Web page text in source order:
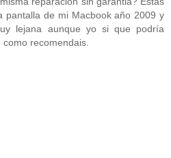
pantalla de mi Macbook año 2009 y
lejana aunque yo si que podría
recomendais.